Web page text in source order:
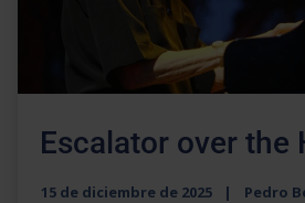
Escalator over the
15 de diciembre de 2025 Pedro